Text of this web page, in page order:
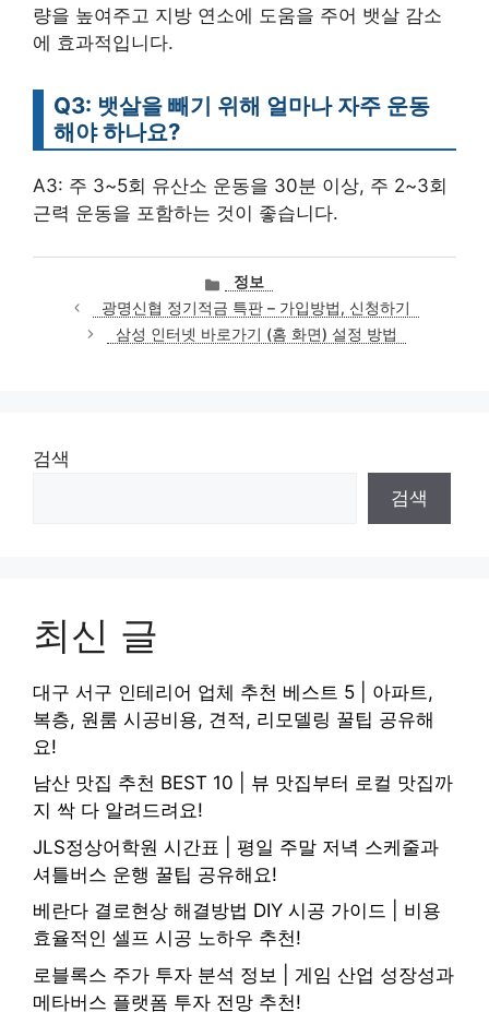
량을 높여주고 지방 연소에 도움을 주어 뱃살 감소
에 효과적입니다.
Q3: 뱃살을 빼기 위해 얼마나 자주 운동
해야 하나요?
A3: 주 3~5회 유산소 운동을 30분 이상, 주 2~3회
근력 운동을 포함하는 것이 좋습니다.
카
테
고
리
정보
광명신협 정기적금 특판 – 가입방법, 신청하기
삼성 인터넷 바로가기 (홈 화면) 설정 방법
검색
검색
최신 글
대구 서구 인테리어 업체 추천 베스트 5 | 아파트,
복층, 원룸 시공비용, 견적, 리모델링 꿀팁 공유해
요!
남산 맛집 추천 BEST 10 | 뷰 맛집부터 로컬 맛집까
지 싹 다 알려드려요!
JLS정상어학원 시간표 | 평일 주말 저녁 스케줄과
셔틀버스 운행 꿀팁 공유해요!
베란다 결로현상 해결방법 DIY 시공 가이드 | 비용
효율적인 셀프 시공 노하우 추천!
로블록스 주가 투자 분석 정보 | 게임 산업 성장성과
메타버스 플랫폼 투자 전망 추천!